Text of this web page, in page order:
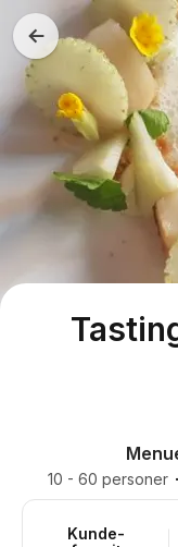
10 - 60 personer
Kunde-